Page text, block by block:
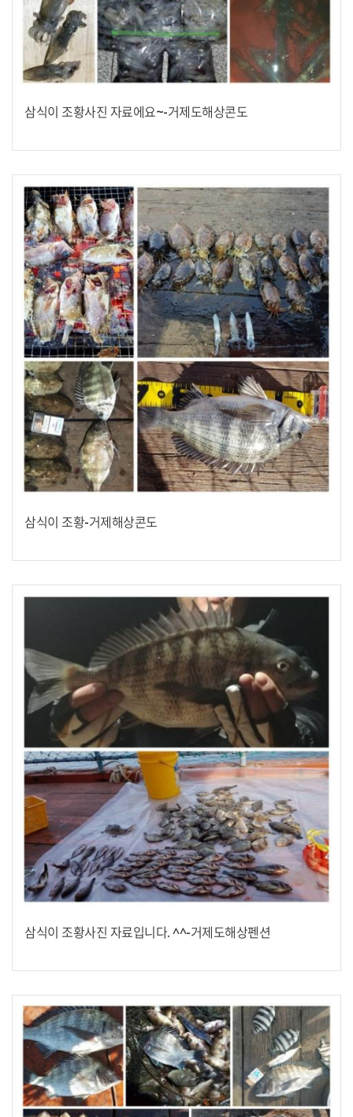
삼식이 조황사진 자료에요~-거제도해상콘도
삼식이 조황-거제해상콘도
삼식이 조황사진 자료입니다. ^^-거제도해상펜션